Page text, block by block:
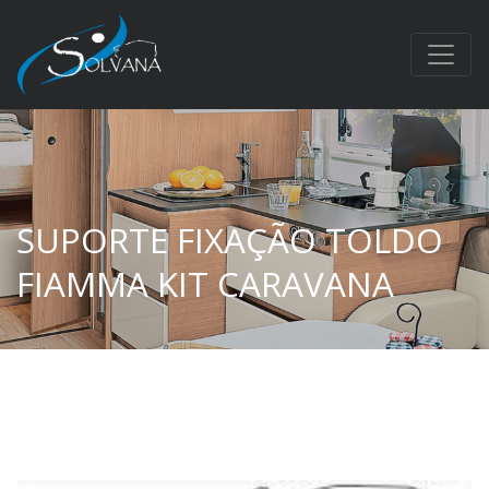
SUPORTE FIXAÇÃO TOLDO
FIAMMA KIT CARAVANA